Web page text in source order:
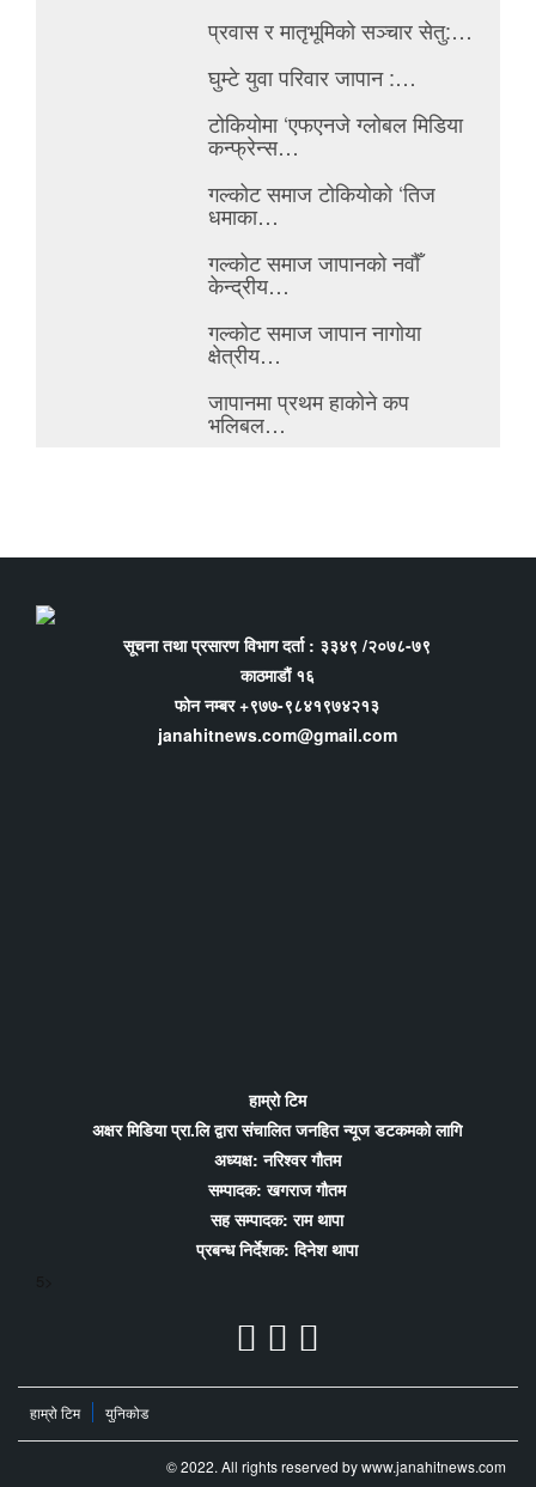
प्रवास र मातृभूमिको सञ्चार सेतु:…
घुम्टे युवा परिवार जापान :…
टोकियोमा ‘एफएनजे ग्लोबल मिडिया
कन्फ्रेन्स…
गल्कोट समाज टोकियोको ‘तिज
धमाका…
गल्कोट समाज जापानको नवौँ
केन्द्रीय…
गल्कोट समाज जापान नागोया
क्षेत्रीय…
जापानमा प्रथम हाकोने कप
भलिबल…
सूचना तथा प्रसारण विभाग दर्ता : ३३४९ /२०७८-७९
काठमाडौं १६
फोन नम्बर +९७७-९८४१९७४२१३
janahitnews.com@gmail.com
हाम्रो टिम
अक्षर मिडिया प्रा.लि द्वारा संचालित जनहित न्यूज डटकमको लागि
अध्यक्ष: नरिश्वर गौतम
सम्पादक: खगराज गौतम
सह सम्पादक: राम थापा
प्रबन्ध निर्देशक: दिनेश थापा
हाम्रो टिम युनिकोड
© 2022. All rights reserved by www.janahitnews.com